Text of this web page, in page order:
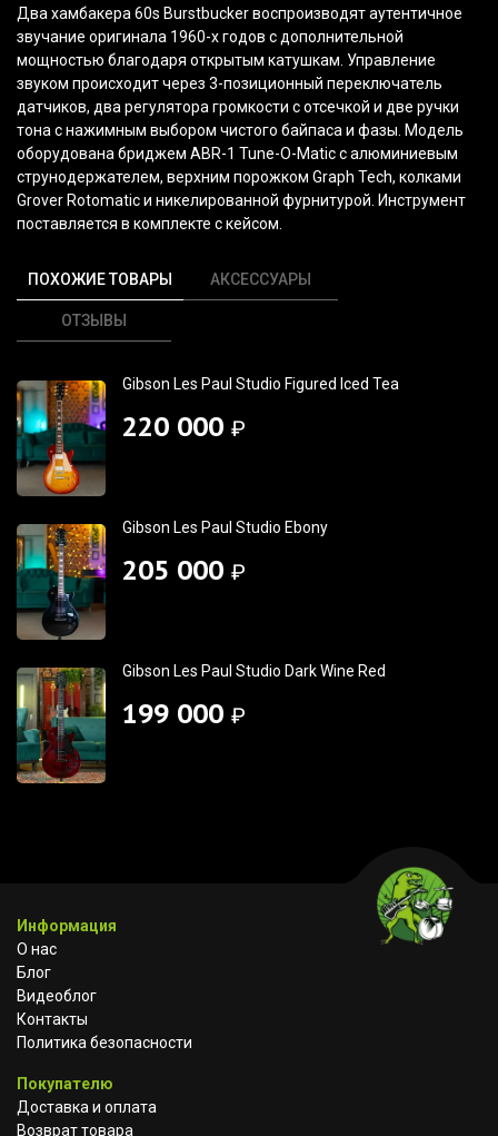
Два хамбакера 60s Burstbucker воспроизводят аутентичное
звучание оригинала 1960-х годов с дополнительной
мощностью благодаря открытым катушкам. Управление
звуком происходит через 3-позиционный переключатель
датчиков, два регулятора громкости с отсечкой и две ручки
тона с нажимным выбором чистого байпаса и фазы. Модель
оборудована бриджем ABR-1 Tune-O-Matic с алюминиевым
струнодержателем, верхним порожком Graph Tech, колками
Grover Rotomatic и никелированной фурнитурой. Инструмент
поставляется в комплекте с кейсом.
ПОХОЖИЕ ТОВАРЫ АКСЕССУАРЫ
ОТЗЫВЫ
Gibson Les Paul Studio Figured Iced Tea
220 000 ₽
Gibson Les Paul Studio Ebony
205 000 ₽
Gibson Les Paul Studio Dark Wine Red
199 000 ₽
Информация
О нас
Блог
Видеоблог
Контакты
Политика безопасности
Покупателю
Доставка и оплата
Возврат товара